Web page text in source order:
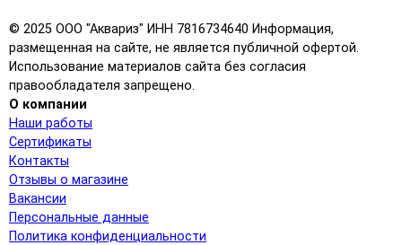
© 2025 ООО "Аквариз" ИНН 7816734640 Информация,
размещенная на сайте, не является публичной офертой.
Использование материалов сайта без согласия
правообладателя запрещено.
О компании
Наши работы
Сертификаты
Контакты
Отзывы о магазине
Вакансии
Персональные данные
Политика конфиденциальности